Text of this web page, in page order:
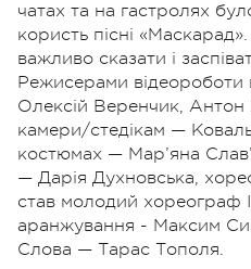
чатах та на гастролях
користь пісні
важливо сказати і
Режисерами відеороботи
Олексій Веренчик,
камери/стедікам —
костюмах — Мар’яна
— Дарія Духновська,
став молодий хореограф
аранжування - Максим
Слова — Тарас Тополя.